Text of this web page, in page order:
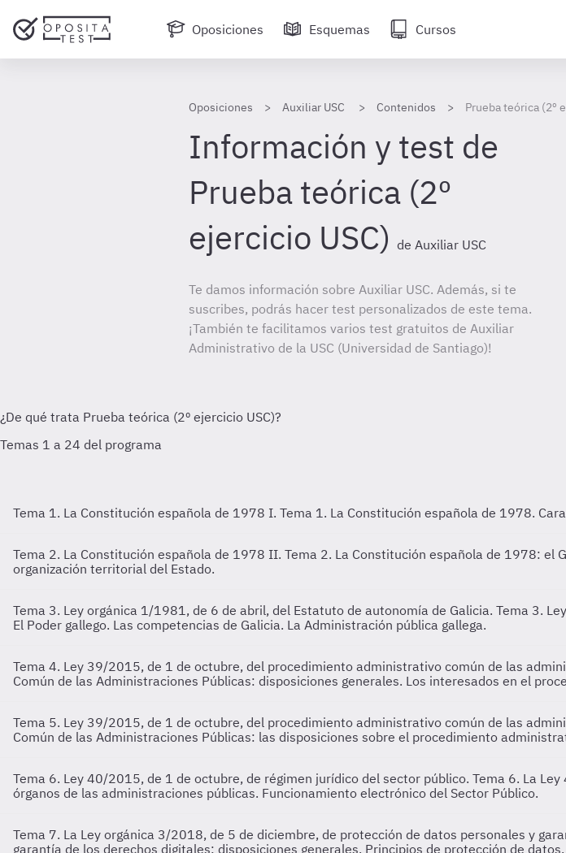
Oposiciones Esquemas Cursos
Oposiciones Auxiliar USC Contenidos Prueba teórica (2º
Información y test de
Prueba teórica (2º
ejercicio USC) de Auxiliar USC
Te damos información sobre Auxiliar USC. Además, si te
suscribes, podrás hacer test personalizados de este tema.
¡También te facilitamos varios test gratuitos de Auxiliar
Administrativo de la USC (Universidad de Santiago)!
Tema 1. La Constitución española de 1978 I. Tema 1. La Constitución española de 1978.
Tema 2. La Constitución española de 1978 II. Tema 2. La Constitución española de 1978: el
organización territorial del Estado.
Tema 3. Ley orgánica 1/1981, de 6 de abril, del Estatuto de autonomía de Galicia. Tema 3.
El Poder gallego. Las competencias de Galicia. La Administración pública gallega.
Tema 4. Ley 39/2015, de 1 de octubre, del procedimiento administrativo común de las
Común de las Administraciones Públicas: disposiciones generales. Los interesados en el
Tema 5. Ley 39/2015, de 1 de octubre, del procedimiento administrativo común de las
Común de las Administraciones Públicas: las disposiciones sobre el procedimiento
Tema 6. Ley 40/2015, de 1 de octubre, de régimen jurídico del sector público. Tema 6. La
órganos de las administraciones públicas. Funcionamiento electrónico del Sector Público.
Tema 7. La Ley orgánica 3/2018, de 5 de diciembre, de protección de datos personales y
garantía de los derechos digitales: disposiciones generales. Principios de protección de